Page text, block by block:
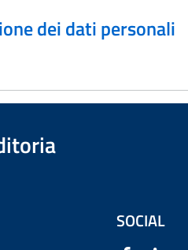
dei dati personali
SOCIAL